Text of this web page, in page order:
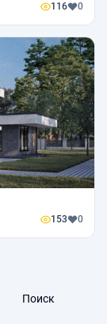
116 0
153 0
Поиск